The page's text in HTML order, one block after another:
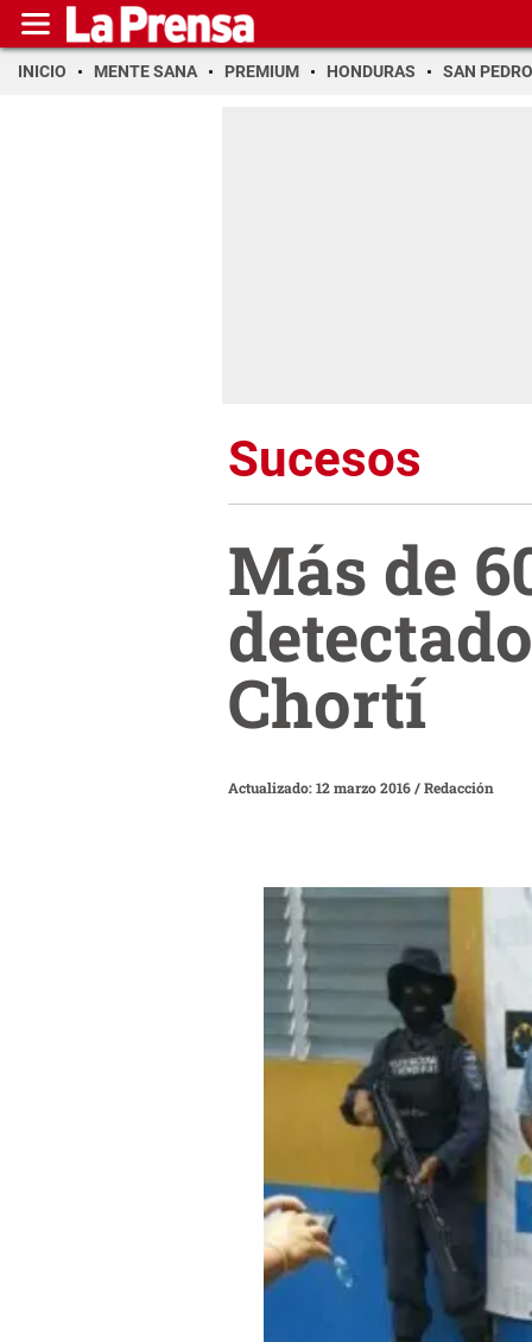
INICIO MENTE SANA PREMIUM HONDURAS SAN PEDRO
Sucesos
Más de
Chortí
Actualizado: 12 marzo 2016/Redacción